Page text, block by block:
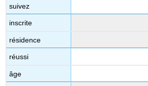
suivez
inscrite
résidence
réussi
âge